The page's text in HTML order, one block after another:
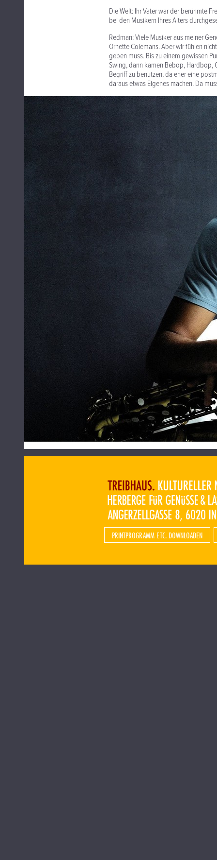
Die Welt: Ihr Vater war der berühmte
bei den Musikern Ihres Alters
Redman: Viele Musiker aus meiner
Ornette Colemans. Aber wir fühlen
geben muss. Bis zu einem gewissen
Swing, dann kamen Bebop, Hardbop,
Begriff zu benutzen, da eher eine
daraus etwas Eigenes machen. Da
PRINTPROGRAMM ETC. DOWNLOADEN